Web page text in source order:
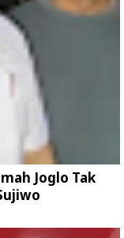
Joglo Tak